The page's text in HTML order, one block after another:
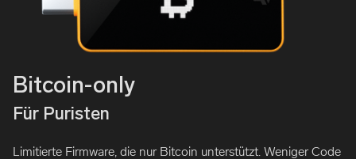
Bitcoin-only
Für Puristen
Limitierte Firmware, die nur Bitcoin unterstützt. Weniger Code